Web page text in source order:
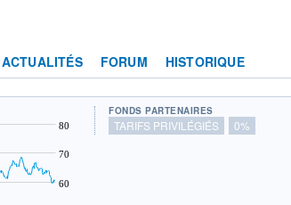
ACTUALITÉS FORUM HISTORIQUE
60
70
80
FONDS PARTENAIRES
TARIFS PRIVILÉGIÉS 0%